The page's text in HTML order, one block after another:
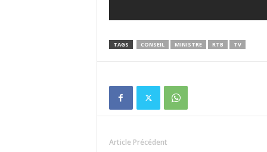
TAGS CONSEIL MINISTRE RTB TV
Article Précédent